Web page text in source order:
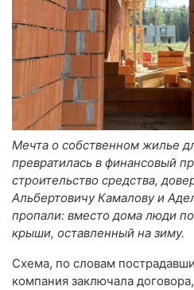
Мечта о собственном жилье
превратилась в финансовый
строительство средства,
Альбертовичу Камалову и
пропали: вместо дома люди
крыши, оставленный на зиму.
Схема, по словам
компания заключала